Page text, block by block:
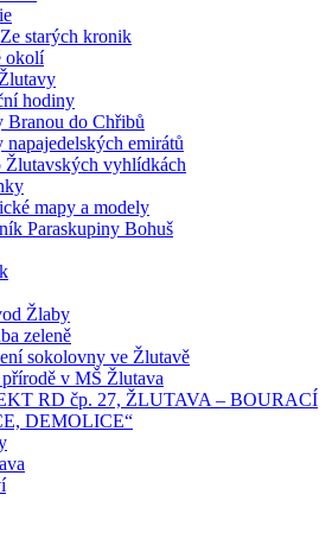
Ze starých kronik
okolí
hodiny
Branou do Chřibů
napajedelských emirátů
Žlutavských vyhlídkách
mapy a modely
Paraskupiny Bohuš
Žlaby
zeleně
sokolovny ve Žlutavě
v MŠ Žlutava
RD čp. 27, ŽLUTAVA – BOURACÍ
DEMOLICE“